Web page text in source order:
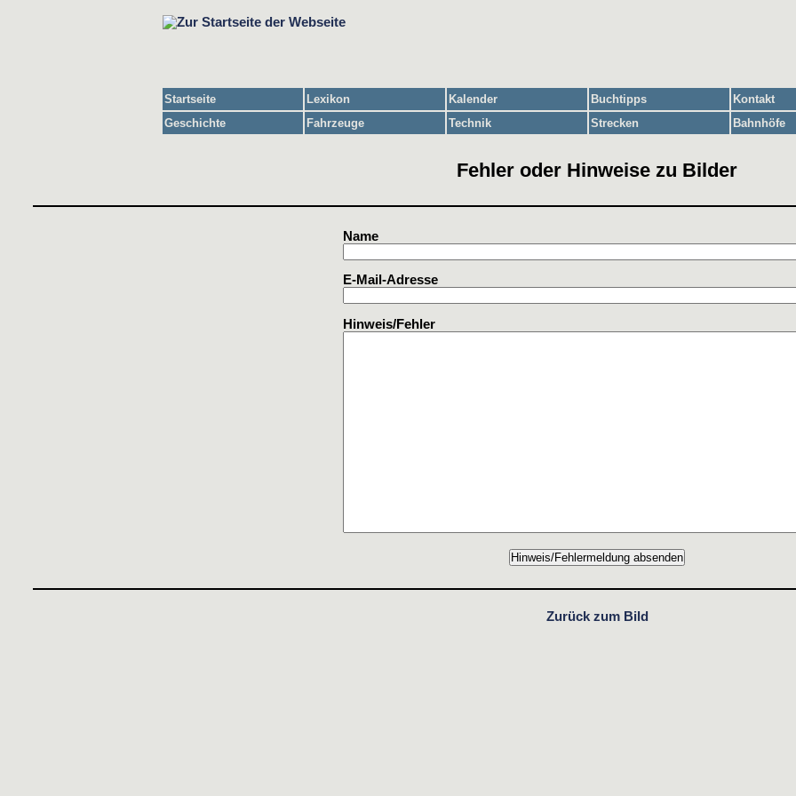
Startseite Lexikon Kalender Buchtipps Kontakt
Geschichte
Fahrzeuge Technik Strecken Bahnhöfe
Fehler oder Hinweise zu Bilder
Name
E-Mail-Adresse
Hinweis/Fehler
Zurück zum Bild